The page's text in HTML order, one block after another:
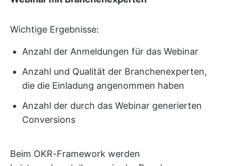
Wichtige Ergebnisse:
Anzahl der Anmeldungen für das Webinar
Anzahl und Qualität der Branchenexperten,
die die Einladung angenommen haben
Anzahl der durch das Webinar generierten
Conversions
Beim OKR-Framework werden